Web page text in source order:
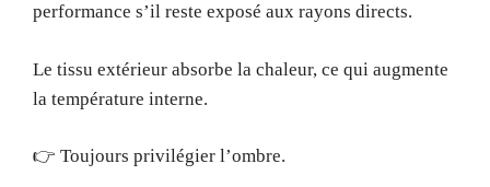
performance s’il reste exposé aux rayons directs.
Le tissu extérieur absorbe la chaleur, ce qui augmente
la température interne.
👉 Toujours privilégier l’ombre.